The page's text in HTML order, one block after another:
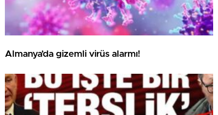
Almanya’da gizemli virüs alarmı!